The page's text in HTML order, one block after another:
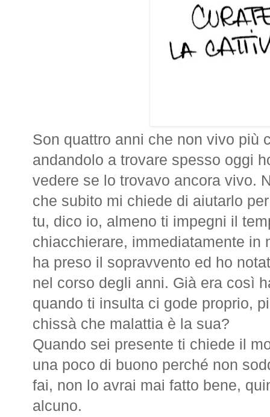
Son quattro anni che non vivo più
andandolo a trovare spesso oggi
vedere se lo trovavo ancora vivo.
che subito mi chiede di aiutarlo
tu, dico io, almeno ti impegni il
chiacchierare, immediatamente in
ha preso il sopravvento ed ho
nel corso degli anni. Già era così
quando ti insulta ci gode proprio,
chissà che malattia è la sua?
Quando sei presente ti chiede il
una poco di buono perché non
fai, non lo avrai mai fatto bene,
alcuno.